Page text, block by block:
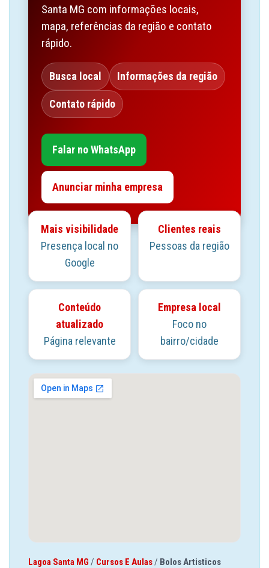
Santa MG com informações locais,
mapa, referências da região e contato
rápido.
Busca local Informações da região
Contato rápido
Falar no WhatsApp
Anunciar minha empresa
Mais visibilidade
Presença local no
Google
Clientes reais
Pessoas da região
Conteúdo
atualizado
Página relevante
Empresa local
Foco no
bairro/cidade
Lagoa Santa MG / Cursos E Aulas / Bolos Artisticos